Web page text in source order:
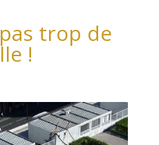
trop de
!